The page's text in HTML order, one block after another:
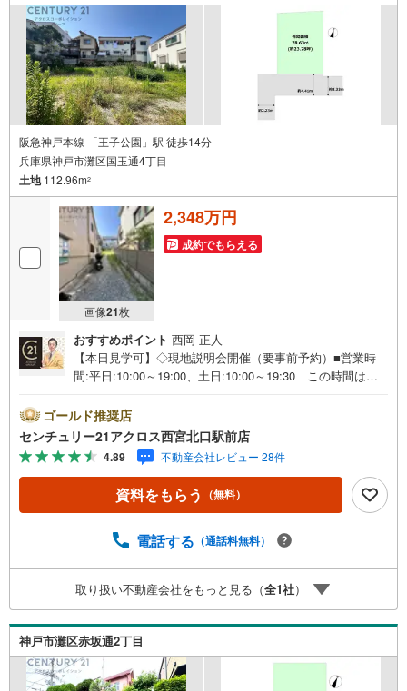
弊社は神戸・阪神間北摂・大阪市内に12店舗構えております。お住まいの
ご購入に欠かせない住宅ローンの専門部署や、中古物件には欠かせないリ
フォームの専門部署がございますので、連携してお客様を各方面からサポ
ートさせていただきます。
＝＝＝＝＝＝＝＝＝＝＝＝＝＝＝＝＝＝＝
【営業時間 10:00～19:00】（定休日なし）
上記時間はお電話が繋がりやすくなっております。ぜひお気軽にご連絡下
さい！
現地を見学される場合は「室内・現地を見学する（無料）」ボタンより
ご希望の日時をご記入いただけますとスムーズにご案内が可能です。
阪急神戸本線 「王子公園」駅 徒歩14分
兵庫県神戸市灘区国玉通4丁目
土地112.96m2
画像21枚
2,348万円
成約でもらえる
おすすめポイント 西岡 正人
【本日見学可】◇現地説明会開催（要事前予約）■営業時
間:平日:10:00～19:00、土日:10:00～19:30 この時間はお
件ございません。お好みの工務店・ハウスメーカーで建築
が可能です。阪急「王子公園」駅徒歩14分になります。宅
地内上下水道引込あり。建物参考プランあり。南側接道で
陽当たりの良い土地です。○センチュリー21アクロスグル
ープの3つの特徴○■センチュリー21グループで28年連続No.
1（1997年～2024年兵庫地区仲介実績） 西宮・尼崎・伊
お任せ下さい■お客様駐車場、キッズスペースがございま
大歓迎です。 お子様連れでもご安心ください。■取り扱い
物件多数ございます。 地域密着の当店では2000万円台の
新築戸建や、1000万円台の中古マンションを始め多数物件
を取り扱っています。Yahoo！不動産に掲載しきれない物
件もご紹介できます。
ゴールド推奨店
センチュリー21アクロス西宮北口駅前店
4.89 不動産会社レビュー 28件
資料をもらう （無料）
電話する （通話料無料）
取り扱い不動産会社をもっと見る（全1社）
神戸市灘区赤坂通2丁目